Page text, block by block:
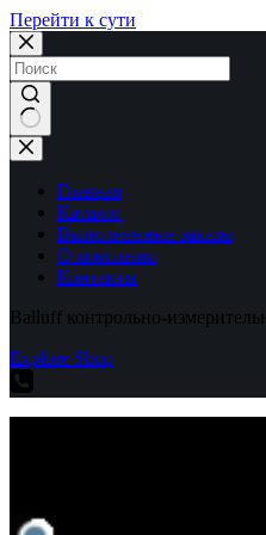
Перейти к сути
Ничего
не
найденоГлавная
Каталог
Выполненные заказы
О компании
Контакты
Balluff контрольно-
Explore Shop